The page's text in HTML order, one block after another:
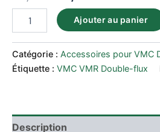
Ajouter au panier
Catégorie : Accessoires pour VMC
Étiquette : VMC VMR Double-flux
Description